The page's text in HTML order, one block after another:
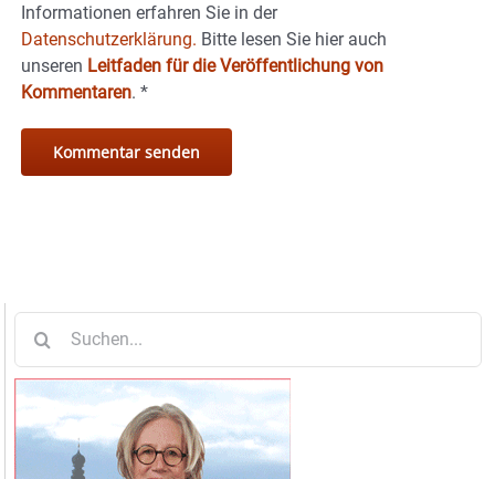
Informationen erfahren Sie in der
Datenschutzerklärung. Bitte lesen Sie hier auch
unseren Leitfaden für die Veröffentlichung von
Kommentaren. *
nach: